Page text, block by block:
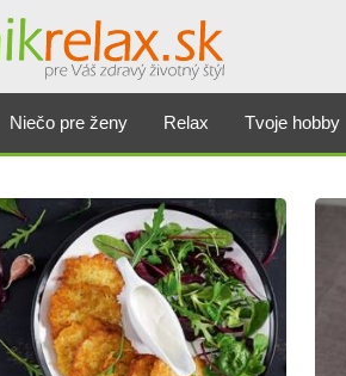
Niečo pre ženy Relax Tvoje hobby